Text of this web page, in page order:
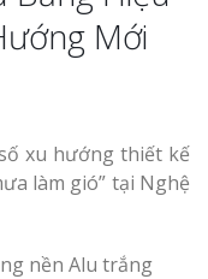
Mới
xu hướng thiết kế
làm gió” tại Nghệ
nền Alu trắng